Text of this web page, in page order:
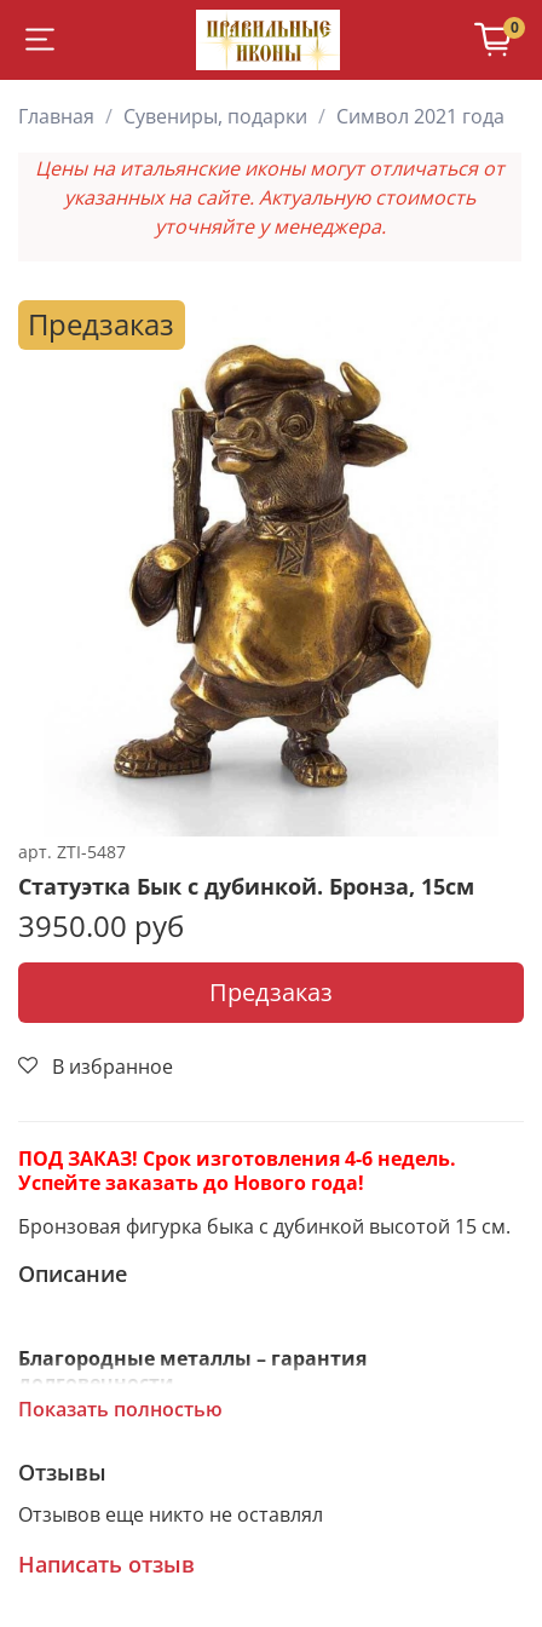
0
Главная Сувениры, подарки
Символ 2021 года
Цены на итальянские иконы могут отличаться от
указанных на сайте. Актуальную стоимость
уточняйте у менеджера.
Предзаказ
арт. ZTI-5487
Статуэтка Бык с дубинкой. Бронза, 15см
3950.00 руб
Предзаказ
В избранное
ПОД ЗАКАЗ! Срок изготовления 4-6 недель.
Успейте заказать до Нового года!
Бронзовая фигурка быка с дубинкой высотой 15 см.
Описание
Благородные металлы – гарантия
долговечности
Сувенир изготовлен из бронзы. Художественное
искусно проработанными мелкими деталями.
Вес изделия 2 кг.
Показать полностью
Отзывы
Отзывов еще никто не оставлял
Написать отзыв